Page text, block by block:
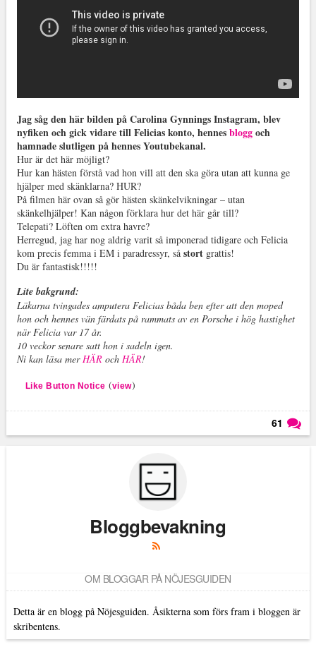
Jag såg den här bilden på Carolina Gynnings Instagram, blev
nyfiken och gick vidare till Felicias konto, hennesbloggoch
hamnade slutligen på hennes Youtubekanal.
Hur är det här möjligt?
Hur kan hästen förstå vad hon vill att den ska göra utan att kunna ge
hjälper med skänklarna? HUR?
På filmen här ovan så gör hästen skänkelvikningar – utan
skänkelhjälper! Kan någon förklara hur det här går till?
Telepati? Löften om extra havre?
Herregud, jag har nog aldrig varit så imponerad tidigare och Felicia
kom precis femma i EM i paradressyr, så stortgrattis!
Du är fantastisk!!!!!
Lite bakgrund:
Läkarna tvingades amputera Felicias båda ben efter att den moped
hon och hennes vän färdats på rammats av en Porsche i hög hastighet
när Felicia var 17 år.
10 veckor senare satt hon i sadeln igen.
Ni kan läsa merHÄRoch HÄR!
Like Button Notice (view)
61
Bloggbevakning
OM BLOGGAR PÅ NÖJESGUIDEN
Detta är en blogg på Nöjesguiden. Åsikterna som förs fram i bloggen är
skribentens.